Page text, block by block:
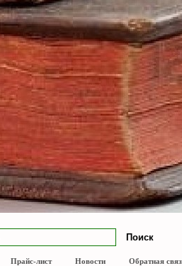
Прайс-лист Новости Обратная